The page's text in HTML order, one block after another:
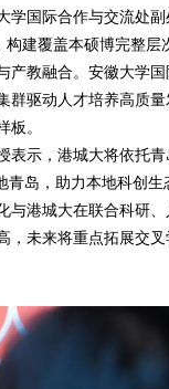
国际合作与交流处副
构建覆盖本硕博完整层
产教融合。安徽大学
群驱动人才培养高质
。
表示，港城大将依托
青岛，助力本地科创生
与港城大在联合科研
，未来将重点拓展交